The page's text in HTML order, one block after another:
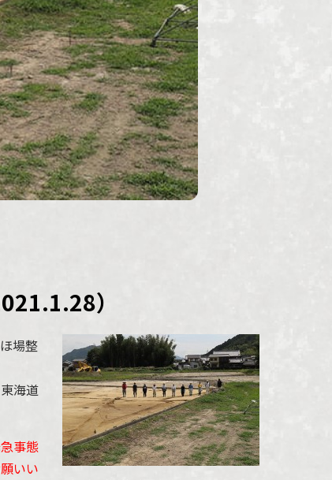
）
場整
海道
事態
いい